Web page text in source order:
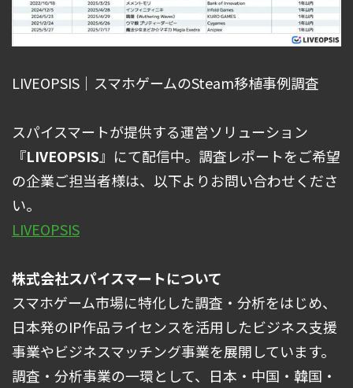
LIVEOPSIS｜スマホゲームのSteam移植事例調査
スパイスマートが提供する運営ソリューション
『LIVEOPSIS』にて配信中。調査レポートをご希望
の企業ご担当者様は、以下よりお問い合わせくださ
い。
LIVEOPSIS
株式会社スパイスマートについて
スマホゲーム市場に特化した調査・分析をはじめ、
日本発のIP作品ライセンスを活用したビジネス支援
事業やビジネスマッチング事業を展開しています。
調査・分析事業の一環として、日本・中国・韓国・